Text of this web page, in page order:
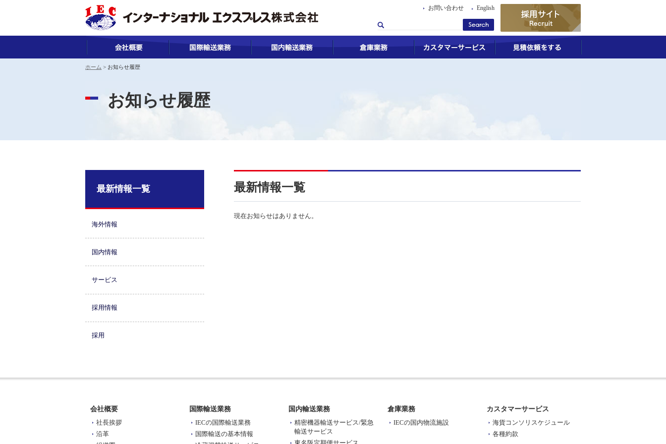
お問い合わせ English
倉庫業務 カスタマーサービス
ホーム > お知らせ履歴
お知らせ履歴
最新情報一覧
海外情報
国内情報
サービス
採用情報
採用
最新情報一覧
現在お知らせはありません。
会社概要
社長挨拶
沿革
国際輸送業務
IECの国際輸送業務
国際輸送の基本情報
国内輸送業務
精密機器輸送サービス/緊急
輸送サービス
倉庫業務
IECの国内物流施設
カスタマーサービス
海貨コンソリスケジュール
各種約款